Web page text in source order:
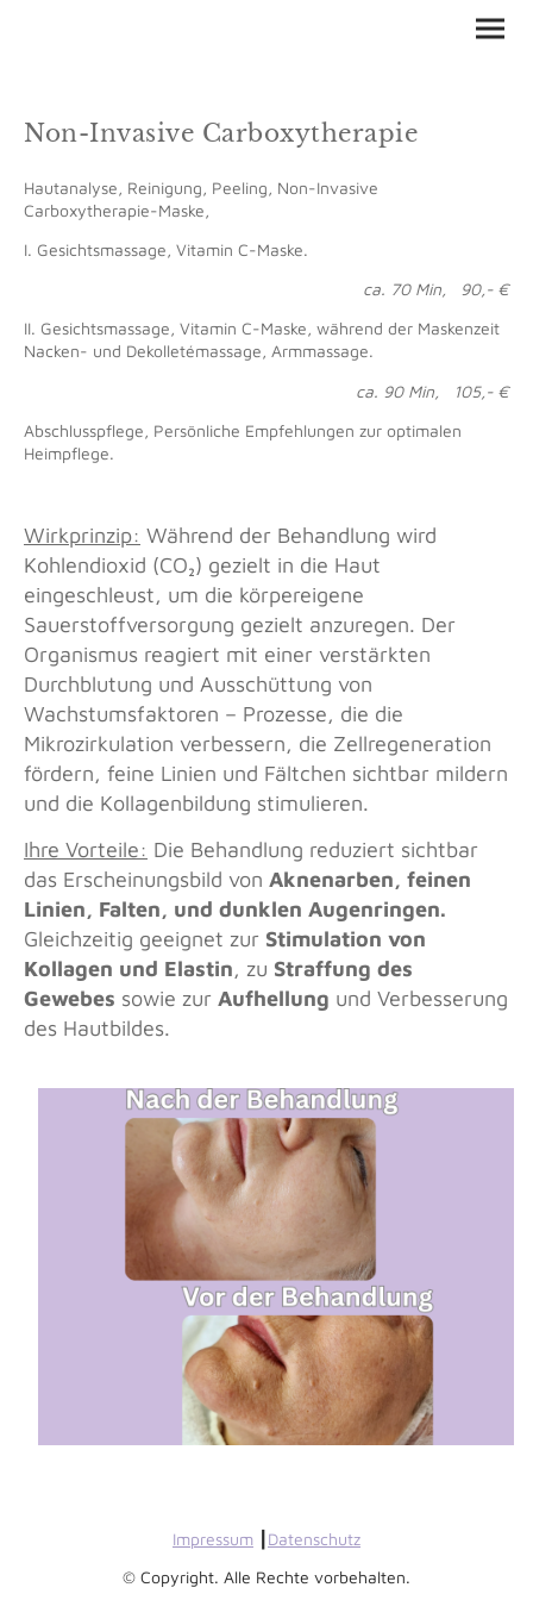
Non-Invasive Carboxytherapie
Hautanalyse, Reinigung, Peeling, Non-Invasive
Carboxytherapie-Maske,
I. Gesichtsmassage, Vitamin C-Maske.
ca. 70 Min, 90,- €
II. Gesichtsmassage, Vitamin C-Maske, während der Maskenzeit
Nacken- und Dekolletémassage, Armmassage.
ca. 90 Min, 105,- €
Abschlusspflege, Persönliche Empfehlungen zur optimalen
Heimpflege.
Wirkprinzip: Während der Behandlung wird
Kohlendioxid (CO₂) gezielt in die Haut
eingeschleust, um die körpereigene
Sauerstoffversorgung gezielt anzuregen. Der
Organismus reagiert mit einer verstärkten
Durchblutung und Ausschüttung von
Wachstumsfaktoren – Prozesse, die die
Mikrozirkulation verbessern, die Zellregeneration
fördern, feine Linien und Fältchen sichtbar mildern
und die Kollagenbildung stimulieren.
Ihre Vorteile: Die Behandlung reduziert sichtbar
das Erscheinungsbild von Aknenarben, feinen
Linien, Falten, und dunklen Augenringen.
Gleichzeitig geeignet zur Stimulation von
Kollagen und Elastin, zu Straffung des
Gewebes sowie zur Aufhellung und Verbesserung
des Hautbildes.
Impressum Datenschutz
© Copyright. Alle Rechte vorbehalten.